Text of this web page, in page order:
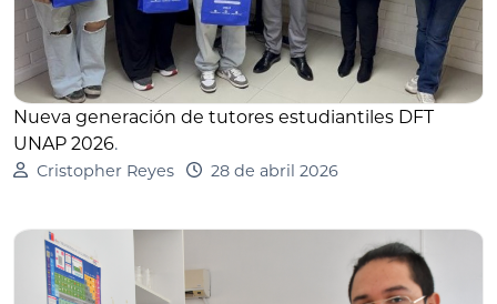
Nueva generación de tutores estudiantiles DFT
UNAP 2026.
Cristopher Reyes 28 de abril 2026